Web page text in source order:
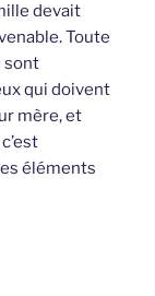
devait
Toute
sont
qui doivent
mère, et
éléments